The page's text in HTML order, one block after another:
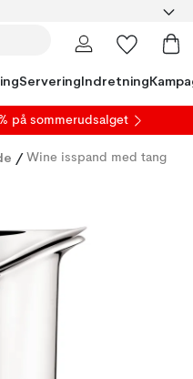
ServeringIndretning
på sommerudsalget
/ Wine isspand med tang